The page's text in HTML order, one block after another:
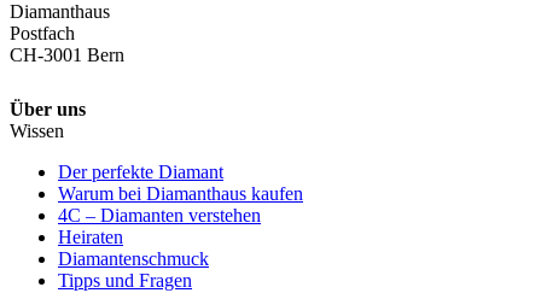
Diamanthaus
Postfach
CH-3001 Bern
Über uns
Wissen
Der perfekte Diamant
Warum bei Diamanthaus kaufen
4C – Diamanten verstehen
Heiraten
Diamantenschmuck
Tipps und Fragen